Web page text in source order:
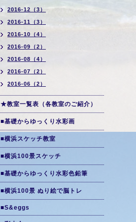
2016-12（3）
2016-11（3）
2016-10（4）
2016-09（2）
2016-08（4）
2016-07（2）
2016-06（2）
★教室一覧表（各教室のご紹介）
■基礎からゆっくり水彩画
■横浜スケッチ教室
■横浜100景スケッチ
■基礎からゆっくり水彩色鉛筆
■横浜100景 ぬり絵で脳トレ
■S&eggs